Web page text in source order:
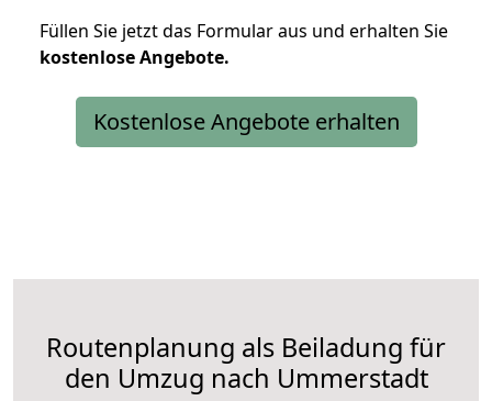
Füllen Sie jetzt das Formular aus und erhalten Sie
kostenloseAngebote.
Kostenlose Angebote erhalten
Routenplanung als Beiladung für
den Umzug nach Ummerstadt